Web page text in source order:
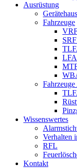
Ausrüstung
Gerätehaus
Fahrzeuge
LFA
Wissenswertes
Verhalten
RFL
Kontakt